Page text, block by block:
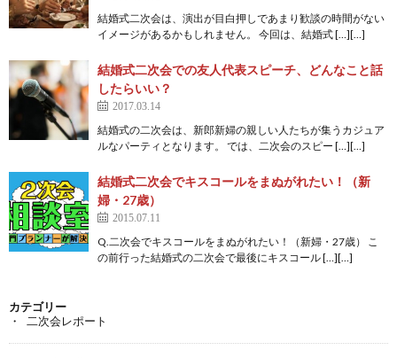
結婚式二次会は、演出が目白押しであまり歓談の時間がない
イメージがあるかもしれません。 今回は、結婚式 […][…]
結婚式二次会での友人代表スピーチ、どんなこと話
したらいい？
2017.03.14
結婚式の二次会は、新郎新婦の親しい人たちが集うカジュア
ルなパーティとなります。 では、二次会のスピー […][…]
結婚式二次会でキスコールをまぬがれたい！（新
婦・27歳）
2015.07.11
Q.二次会でキスコールをまぬがれたい！（新婦・27歳） こ
の前行った結婚式の二次会で最後にキスコール […][…]
カテゴリー
二次会レポート